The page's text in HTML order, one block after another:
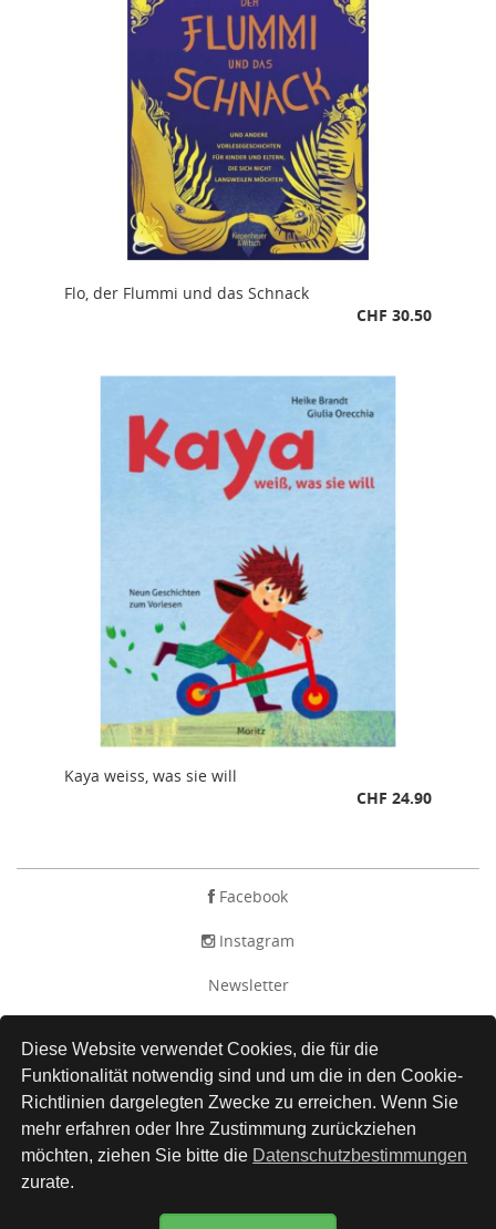
Diese Website verwendet Cookies, die für die
Funktionalität notwendig sind und um die in den Cookie-
Richtlinien dargelegten Zwecke zu erreichen. Wenn Sie
mehr erfahren oder Ihre Zustimmung zurückziehen
möchten, ziehen Sie bitte die Datenschutzbestimmungen
zurate.
Flo, der Flummi und das Schnack
CHF 30.50
Kaya weiss, was sie will
CHF 24.90
Facebook
Instagram
Newsletter
Impressum
Versand
Kontakt